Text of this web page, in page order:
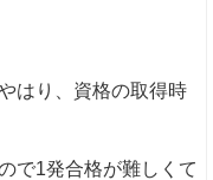
はり、資格の取得時
で1発合格が難しくて